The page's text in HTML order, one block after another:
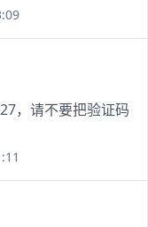
，请不要把验证码